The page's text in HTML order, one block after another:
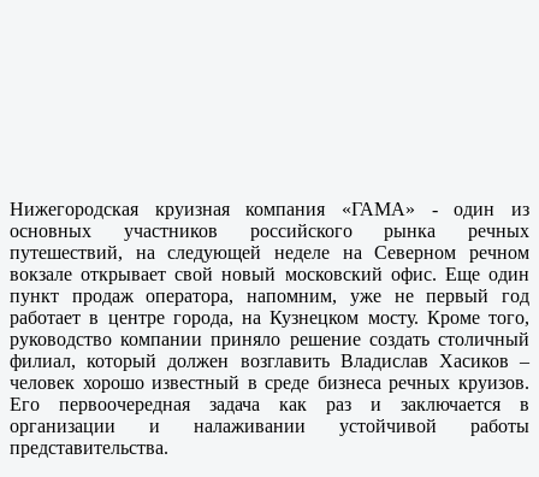
Нижегородская круизная компания «ГАМА» - один из
основных участников российского рынка речных
путешествий, на следующей неделе на Северном речном
вокзале открывает свой новый московский офис. Еще один
пункт продаж оператора, напомним, уже не первый год
работает в центре города, на Кузнецком мосту. Кроме того,
руководство компании приняло решение создать столичный
филиал, который должен возглавить Владислав Хасиков –
человек хорошо известный в среде бизнеса речных круизов.
Его первоочередная задача как раз и заключается в
организации и налаживании устойчивой работы
представительства.